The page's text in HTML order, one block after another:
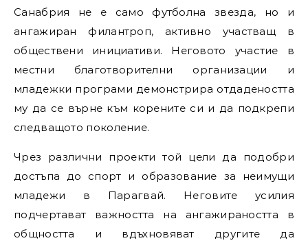
Санабрия не е само футболна звезда, но и
ангажиран филантроп, активно участващ в
обществени инициативи. Неговото участие в
местни благотворителни организации и
младежки програми демонстрира отдадеността
му да се върне към корените си и да подкрепи
следващото поколение.
Чрез различни проекти той цели да подобри
достъпа до спорт и образование за неимущи
младежи в Парагвай. Неговите усилия
подчертават важността на ангажираността в
общността и вдъхновяват другите да